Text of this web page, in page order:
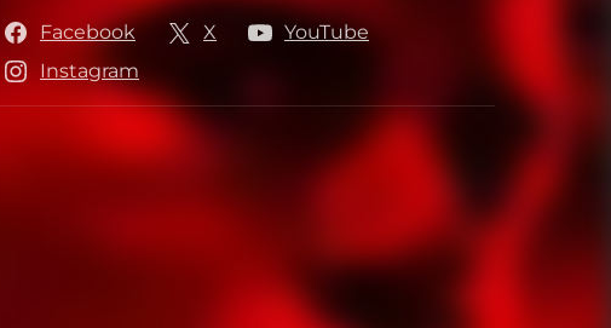
Linki
Facebook X
YouTube
Instagram